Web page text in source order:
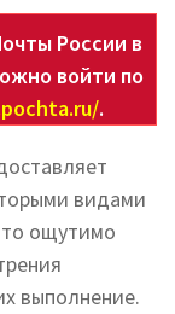
России в
войти по
.
видами
ощутимо
выполнение.